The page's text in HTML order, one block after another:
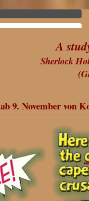
A
Sherlock
ab 9. November von